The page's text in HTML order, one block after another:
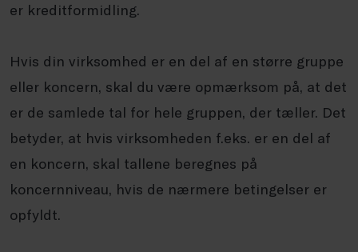
er kreditformidling.
Hvis din virksomhed er en del af en større gruppe
eller koncern, skal du være opmærksom på, at det
er de samlede tal for hele gruppen, der tæller. Det
betyder, at hvis virksomheden f.eks. er en del af
en koncern, skal tallene beregnes på
koncernniveau, hvis de nærmere betingelser er
opfyldt.